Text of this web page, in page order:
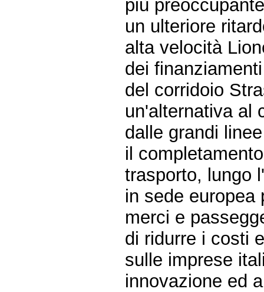
più
un ulteriore
alta velocità
dei
del corridoio
un'alternativa al
dalle grandi
il
trasporto, lungo
in sede europea
merci e
di ridurre i costi
sulle imprese
innovazione ed